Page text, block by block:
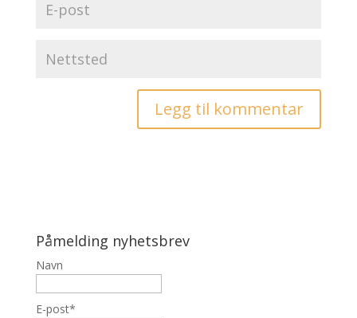
Påmelding nyhetsbrev
Navn
E-post*